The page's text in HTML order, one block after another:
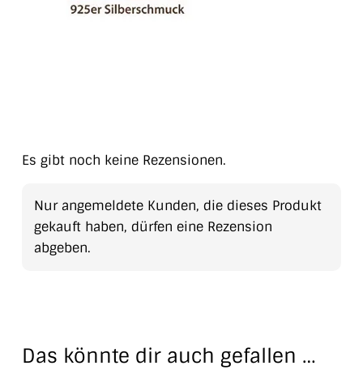
Es gibt noch keine Rezensionen.
Nur angemeldete Kunden, die dieses Produkt
gekauft haben, dürfen eine Rezension
abgeben.
Das könnte dir auch gefallen …